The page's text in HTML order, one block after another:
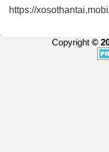
https://
Copyright ©